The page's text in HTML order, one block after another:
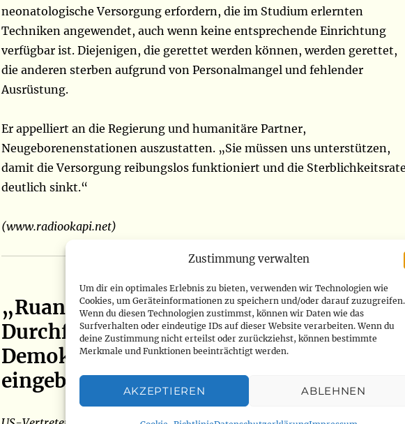
Zustimmung verwalten
Um dir ein optimales Erlebnis zu bieten, verwenden wir Technologien wie
Cookies, um Geräteinformationen zu speichern und/oder darauf zuzugreifen.
Wenn du diesen Technologien zustimmst, können wir Daten wie das
Surfverhalten oder eindeutige IDs auf dieser Website verarbeiten. Wenn du
deine Zustimmung nicht erteilst oder zurückziehst, können bestimmte
Merkmale und Funktionen beeinträchtigt werden.
AKZEPTIEREN ABLEHNEN
neonatologische Versorgung erfordern, die im Studium erlernten
Techniken angewendet, auch wenn keine entsprechende Einrichtung
verfügbar ist. Diejenigen, die gerettet werden können, werden gerettet,
die anderen sterben aufgrund von Personalmangel und fehlender
Ausrüstung.
Er appelliert an die Regierung und humanitäre Partner,
Neugeborenenstationen auszustatten. „Sie müssen uns unterstützen,
damit die Versorgung reibungslos funktioniert und die
deutlich sinkt.“
(www.radiookapi.net)
„Ruanda war eng in die Planung und
Durchführung des Krieges im Osten der
Demokratischen Republik Kongo
eingebunden“, behaupten die USA